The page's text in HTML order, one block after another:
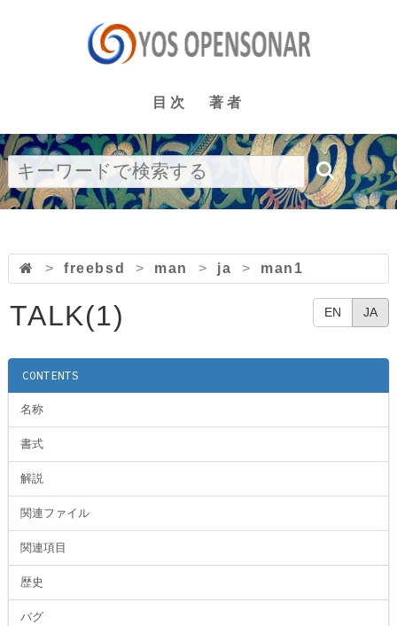
目次 著者
> freebsd > man > ja > man1
EN JA
TALK(1)
CONTENTS
名称
書式
解説
関連ファイル
関連項目
歴史
バグ